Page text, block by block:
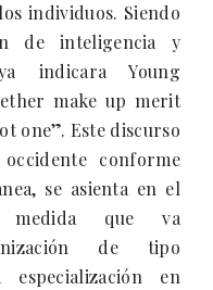
individuos. Siendo
de inteligencia y
indicara Young
make up merit
one”. Este discurso
conforme
se asienta en el
medida que va
de tipo
en